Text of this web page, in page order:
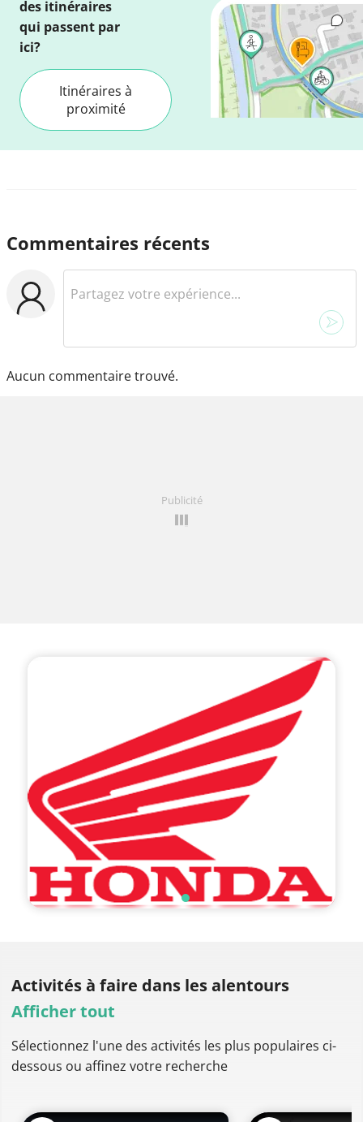
des itinéraires
qui passent par
ici?
Itinéraires à
proximité
Commentaires récents
Aucun commentaire trouvé.
Publicité
Activités à faire dans les alentours
Afficher tout
Sélectionnez l'une des activités les plus populaires ci-
dessous ou affinez votre recherche